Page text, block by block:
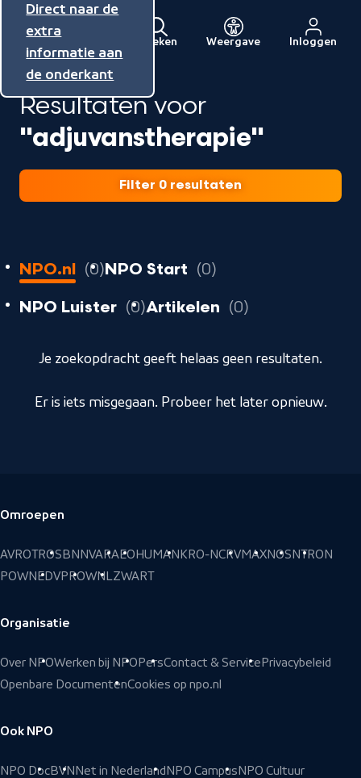
Direct naar de
inhoud
Direct naar de
hoofdnavigatie
Direct naar de
extra
informatie aan
de onderkant
Menu
Naar
de
beginpagina
van
NPO
Zoeken Weergave Inloggen
Resultaten voor
"adjuvanstherapie"
Filter 0 resultaten
0
resultaten
geladen
NPO.nl 0 resultaten
NPO Start 0
NPO Luister
0 resultaten
Artikelen 0
Je zoekopdracht geeft helaas geen resultaten.
Er is iets misgegaan. Probeer het later opnieuw.
Voettekst
Omroepen
AVROTROS BNNVARAEO HUMAN KRO-NCRVMAXNOS NTRON
POWNEDVPROWNLZWART
Organisatie
Over NPOWerken bij NPO PersContact & Service Privacybeleid
Openbare DocumentenCookies op npo.nl
Ook NPO
NPO DocBVN Net in Nederland NPO Campus NPO Cultuur